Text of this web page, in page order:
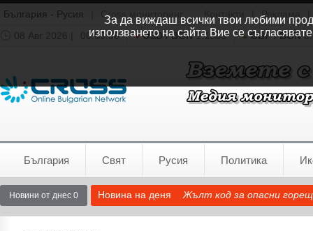
България - Русия Cross мониторинг Реклама
08 Авг 2026 |
06:00:36 USD / BGN1.1535 GBP / BGN
България Свят Русия Политика
Новини от днес 0 Новина на деня Жълт код за опасни
За да виждаш всички твои любими
използването на сайта Вие се